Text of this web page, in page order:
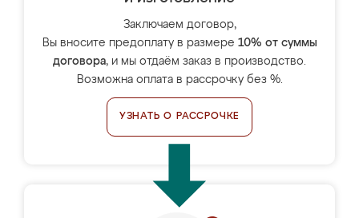
Заключаем договор,
Вы вносите предоплату в размере 10% от суммы
договора, и мы отдаём заказ в производство.
Возможна оплата в рассрочку без %.
УЗНАТЬ О РАССРОЧКЕ